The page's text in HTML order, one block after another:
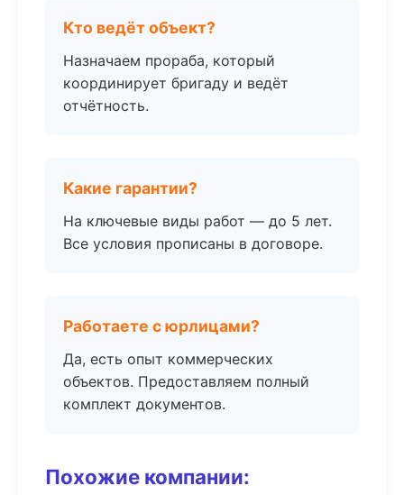
Кто ведёт объект?
Назначаем прораба, который
координирует бригаду и ведёт
отчётность.
Какие гарантии?
На ключевые виды работ — до 5 лет.
Все условия прописаны в договоре.
Работаете с юрлицами?
Да, есть опыт коммерческих
объектов. Предоставляем полный
комплект документов.
Похожие компании: